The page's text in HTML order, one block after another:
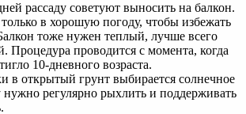
рассаду советуют выносить на балкон.
только в хорошую погоду, чтобы избежать
тоже нужен теплый, лучше всего
Процедура проводится с момента, когда
10-дневного возраста.
в открытый грунт выбирается солнечное
нужно регулярно рыхлить и поддерживать